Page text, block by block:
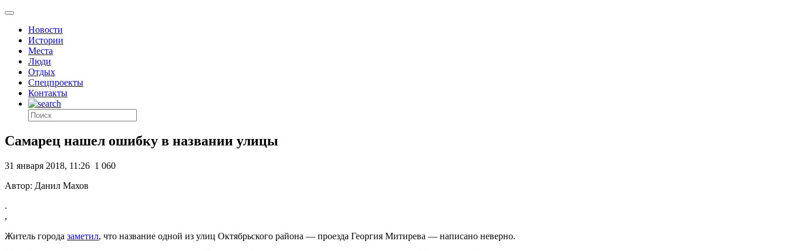
Новости
Истории
Места
Люди
Отдых
Спецпроекты
Контакты
Самарец нашел ошибку в названии улицы
31 января 2018, 11:26 1 060
Автор: Данил Махов
.
,
Житель города заметил, что название одной из улиц Октябрьского района — проезда Георгия Митирева — написано неверно.